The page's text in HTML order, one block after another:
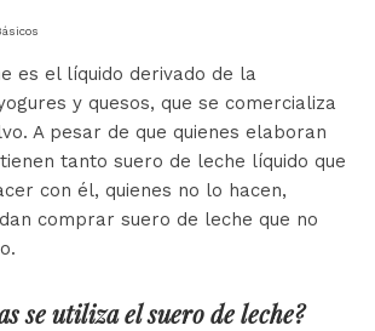
es el líquido derivado de la
y quesos, que se comercializa
A pesar de que quienes elaboran
tanto suero de leche líquido que
con él, quienes no lo hacen,
comprar suero de leche que no
se utiliza el suero de leche?